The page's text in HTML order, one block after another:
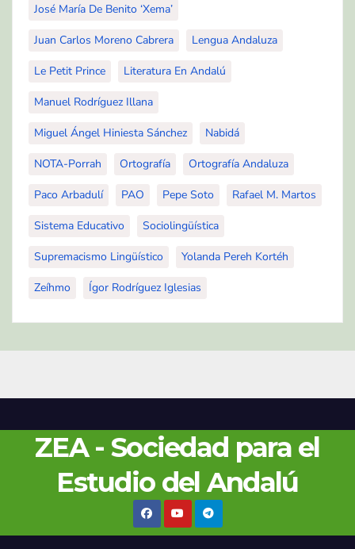
José María De Benito ‘Xema’
Juan Carlos Moreno Cabrera Lengua Andaluza
Le Petit Prince Literatura En Andalú
Manuel Rodríguez Illana
Miguel Ángel Hiniesta Sánchez Nabidá
NOTA-Porrah Ortografía Ortografía Andaluza
Paco Arbadulí PAO Pepe Soto Rafael M. Martos
Sistema Educativo Sociolingüística
Supremacismo Lingüístico Yolanda Pereh Kortéh
Zeíhmo Ígor Rodríguez Iglesias
ZEA - Sociedad para el
Estudio del Andalú